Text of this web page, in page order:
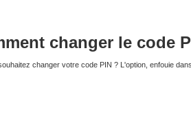
changer le code
changer votre code PIN ? L'option, enfouie